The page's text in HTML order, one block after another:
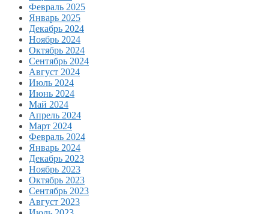
Февраль 2025
Январь 2025
Декабрь 2024
Ноябрь 2024
Октябрь 2024
Сентябрь 2024
Август 2024
Июль 2024
Июнь 2024
Май 2024
Апрель 2024
Март 2024
Февраль 2024
Январь 2024
Декабрь 2023
Ноябрь 2023
Октябрь 2023
Сентябрь 2023
Август 2023